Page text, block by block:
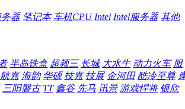
器 笔记本 车机CPU Intel Intel服务器 其他
半岛铁盒 超频三 长城 大水牛 动力火车 服
航嘉 海韵 华硕 技嘉 技展 金河田 酷冷至尊
三阳磐古 TT 鑫谷 先马 讯景 游戏悍将 银欣